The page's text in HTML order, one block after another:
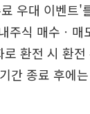
우대 이벤트'
주식 매수ㆍ매
환전 시 환전
간 종료 후에